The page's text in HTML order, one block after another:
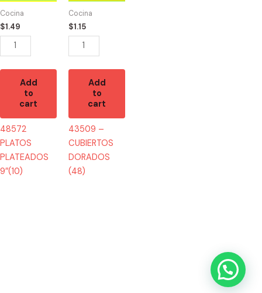
Cocina
$1.49
(10)
quantity
Add
to
cart
48572
PLATOS
PLATEADOS
9″(10)
Cocina
$1.15
(48)
quantity
Add
to
cart
43509 –
CUBIERTOS
DORADOS
(48)